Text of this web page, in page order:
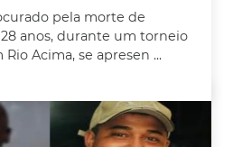
pela morte de
anos, durante um torneio
Acima, se apresen ...